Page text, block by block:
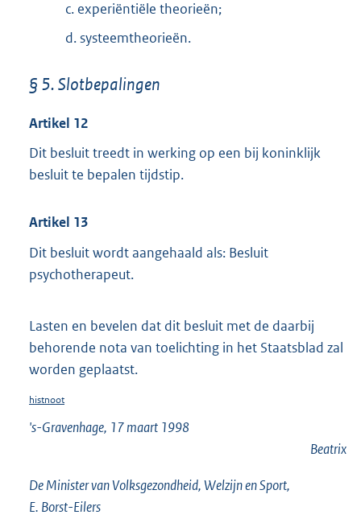
c. experiëntiële theorieën;
d. systeemtheorieën.
§ 5. Slotbepalingen
Artikel 12
Dit besluit treedt in werking op een bij koninklijk
besluit te bepalen tijdstip.
Artikel 13
Dit besluit wordt aangehaald als: Besluit
psychotherapeut.
Lasten en bevelen dat dit besluit met de daarbij
behorende nota van toelichting in het Staatsblad zal
worden geplaatst.
histnoot
's-Gravenhage, 17 maart 1998
Beatrix
De Minister van Volksgezondheid, Welzijn en Sport,
E. Borst-Eilers